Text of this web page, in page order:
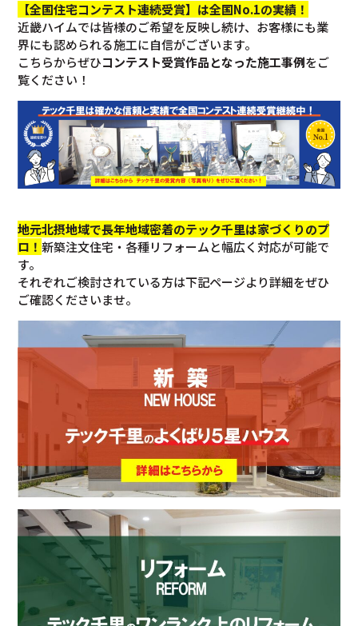
【全国住宅コンテスト連続受賞】は全国No.1の実績！
近畿ハイムでは皆様のご希望を反映し続け、お客様にも業
界にも認められる施工に自信がございます。
こちらからぜひコンテスト受賞作品となった施工事例をご
覧ください！
地元北摂地域で長年地域密着のテック千里は家づくりのプ
ロ！新築注文住宅・各種リフォームと幅広く対応が可能で
す。
それぞれご検討されている方は下記ページより詳細をぜひ
ご確認くださいませ。